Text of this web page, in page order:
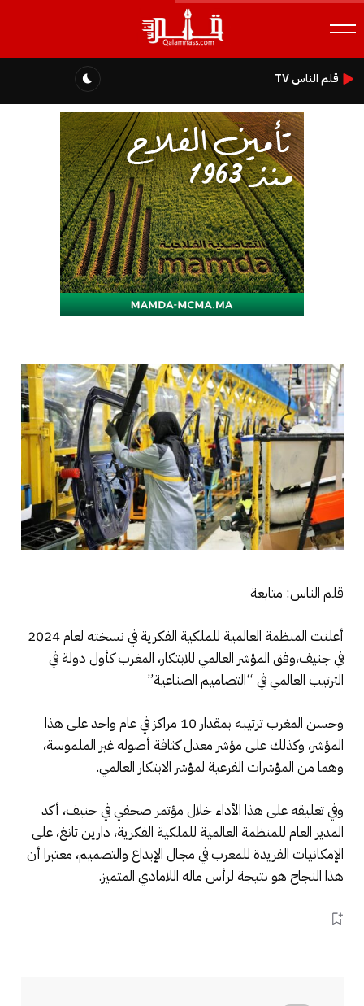
قلم الناس TV
قلم الناس: متابعة
أعلنت المنظمة العالمية للملكية الفكرية في نسخته لعام 2024
في جنيف،وفق المؤشر العالمي للابتكار، المغرب كأول دولة في
الترتيب العالمي في “التصاميم الصناعية”
وحسن المغرب ترتيبه بمقدار 10 مراكز في عام واحد على هذا
المؤشر، وكذلك على مؤشر معدل كثافة أصوله غير الملموسة،
وهما من المؤشرات الفرعية لمؤشر الابتكار العالمي.
وفي تعليقه على هذا الأداء خلال مؤتمر صحفي في جنيف، أكد
المدير العام للمنظمة العالمية للملكية الفكرية، دارين تانغ، على
الإمكانيات الفريدة للمغرب في مجال الإبداع والتصميم، معتبرا أن
هذا النجاح هو نتيجة لرأس ماله اللامادي المتميز.